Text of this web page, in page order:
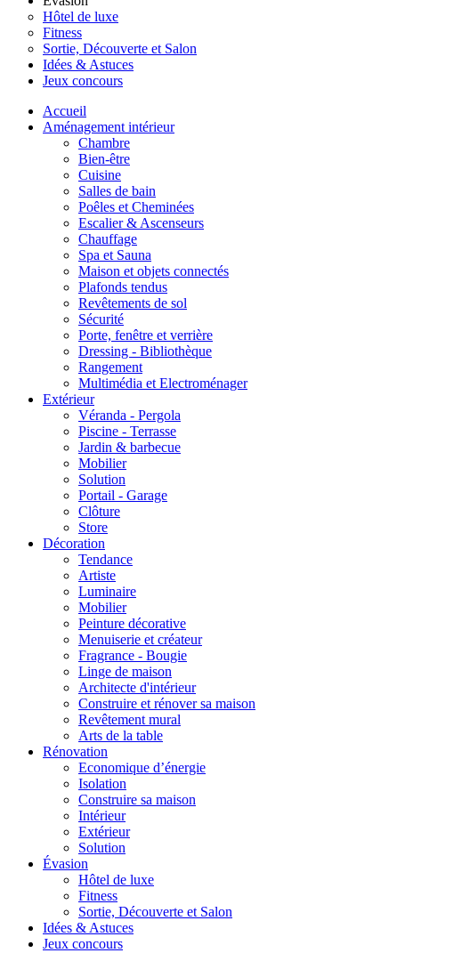
Hôtel de luxe
Fitness
Sortie, Découverte et Salon
Idées & Astuces
Jeux concours
Accueil
Aménagement intérieur
Chambre
Bien-être
Cuisine
Salles de bain
Poêles et Cheminées
Escalier & Ascenseurs
Chauffage
Spa et Sauna
Maison et objets connectés
Plafonds tendus
Revêtements de sol
Sécurité
Porte, fenêtre et verrière
Dressing - Bibliothèque
Rangement
Multimédia et Electroménager
Extérieur
Véranda - Pergola
Piscine - Terrasse
Jardin & barbecue
Mobilier
Solution
Portail - Garage
Clôture
Store
Décoration
Tendance
Artiste
Luminaire
Mobilier
Peinture décorative
Menuiserie et créateur
Fragrance - Bougie
Linge de maison
Architecte d'intérieur
Construire et rénover sa maison
Revêtement mural
Arts de la table
Rénovation
Economique d’énergie
Isolation
Construire sa maison
Intérieur
Extérieur
Solution
Évasion
Hôtel de luxe
Fitness
Sortie, Découverte et Salon
Idées & Astuces
Jeux concours